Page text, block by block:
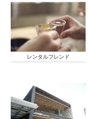
レンタルフレンド